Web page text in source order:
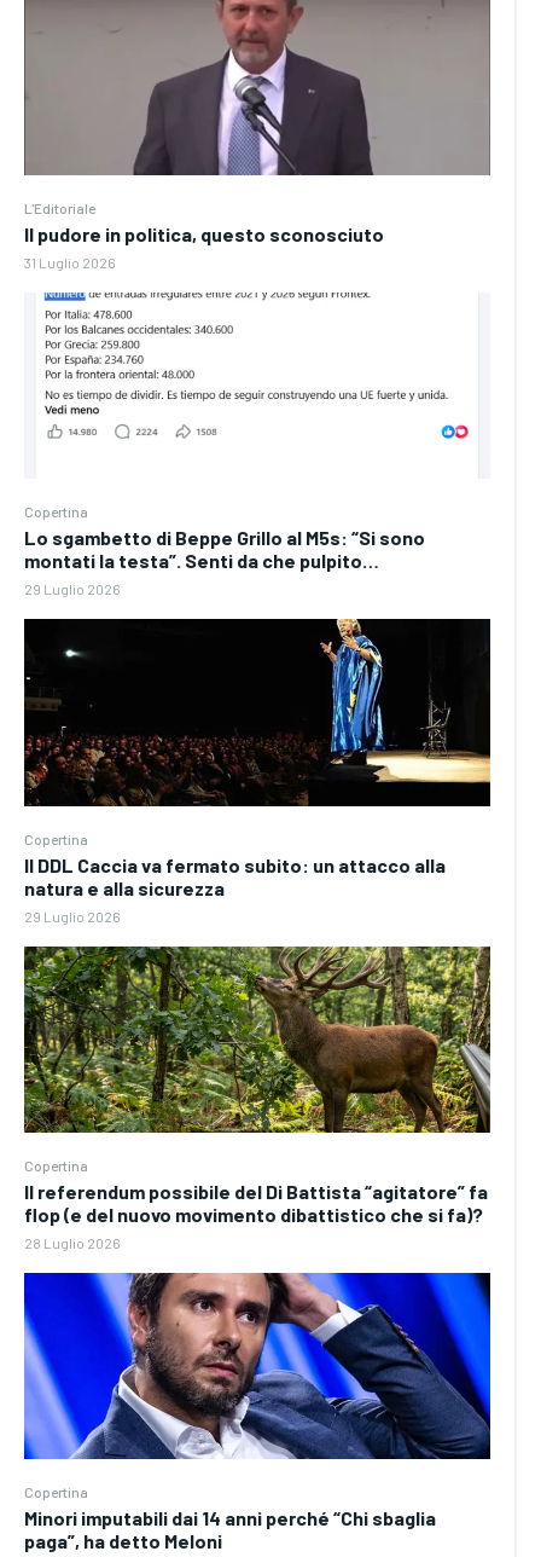
L'Editoriale
Il pudore in politica, questo sconosciuto
31 Luglio 2026
Copertina
Lo sgambetto di Beppe Grillo al M5s: “Si sono
montati la testa”. Senti da che pulpito…
29 Luglio 2026
Copertina
Il DDL Caccia va fermato subito: un attacco alla
natura e alla sicurezza
29 Luglio 2026
Copertina
Il referendum possibile del Di Battista “agitatore” fa
flop (e del nuovo movimento dibattistico che si fa)?
28 Luglio 2026
Copertina
Minori imputabili dai 14 anni perché “Chi sbaglia
paga”, ha detto Meloni